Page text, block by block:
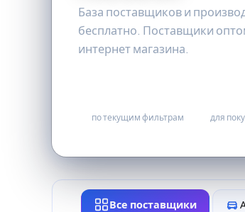
База поставщиков и
бесплатно. Поставщики
интернет магазина.
по текущим фильтрам для
Все поставщики